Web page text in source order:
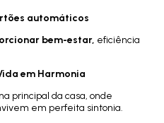
automáticos
bem-estar, eficiência
em Harmonia
principal da casa, onde
em perfeita sintonia.